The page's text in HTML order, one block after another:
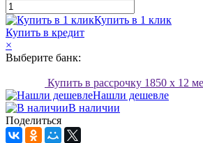
Купить в 1 клик
Купить в кредит
×
Выберите банк:
Купить в рассрочку 1850 x 12
Нашли дешевле
В наличии
Поделиться